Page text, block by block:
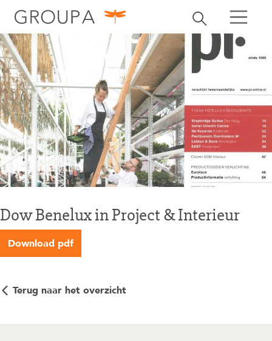
Zoekbalk
zoeken zoeken
Dow Benelux in Project & Interieur
Download pdf
Terug naar het overzicht